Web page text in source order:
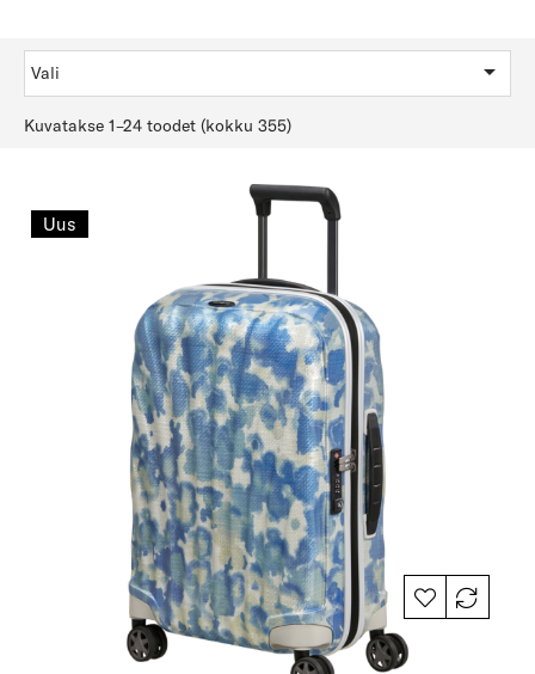
Vali 
Kuvatakse 1–24 toodet (kokku 355)
Uus